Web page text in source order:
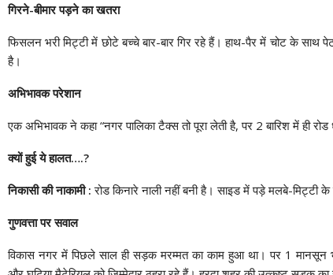
गिरने-बीमार पड़ने का खतरा
फिसलन भरी मिट्टी में छोटे बच्चे बार-बार गिर रहे हैं। हाथ-पैर में चोट के साथ
है।
अभिभावक परेशान
एक अभिभावक ने कहा “नगर पालिका टैक्स तो पूरा लेती है, पर 2 बारिश में ही
क्यों हुई ये हालत….?
निकासी की नाकामी : रोड किनारे नाली नहीं बनी है। साइड में पड़े मलबे-मिट्टी के
गुणवत्ता पर सवाल
विकास नगर में पिछले साल ही सड़क मरम्मत का काम हुआ था। पर 1 मानसून